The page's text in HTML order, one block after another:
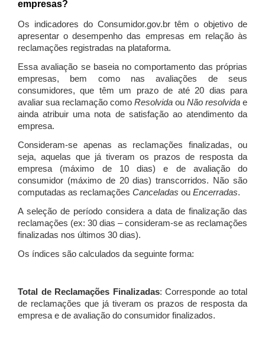
empresas?
Os indicadores do Consumidor.gov.br têm o objetivo de
apresentar o desempenho das empresas em relação às
reclamações registradas na plataforma.
Essa avaliação se baseia no comportamento das próprias
empresas, bem como nas avaliações de seus
consumidores, que têm um prazo de até 20 dias para
avaliar sua reclamação como Resolvida ou Não resolvida e
ainda atribuir uma nota de satisfação ao atendimento da
empresa.
Consideram-se apenas as reclamações finalizadas, ou
seja, aquelas que já tiveram os prazos de resposta da
empresa (máximo de 10 dias) e de avaliação do
consumidor (máximo de 20 dias) transcorridos. Não são
computadas as reclamações Canceladas ou Encerradas.
A seleção de período considera a data de finalização das
reclamações (ex: 30 dias – consideram-se as reclamações
finalizadas nos últimos 30 dias).
Os índices são calculados da seguinte forma:
Total de Reclamações Finalizadas: Corresponde ao total
de reclamações que já tiveram os prazos de resposta da
empresa e de avaliação do consumidor finalizados.